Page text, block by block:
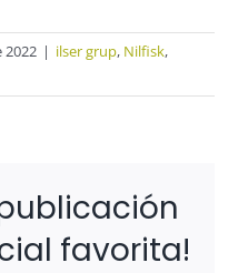
2022 | ilser grup, Nilfisk,
favorita!